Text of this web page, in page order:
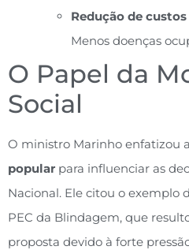
Redução de
Menos doenças
O Papel da
Social
O ministro Marinho enfatizou
popular para influenciar as
Nacional. Ele citou o exemplo
PEC da Blindagem, que
proposta devido à forte